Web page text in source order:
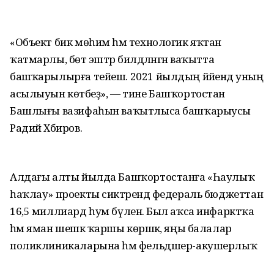
«Объект бик мөһим һәм технологик яҡтан
ҡатмарлы, бөтә эштәр билдәләнгән ваҡытта
башҡарылырға тейеш. 2021 йылдың йәйендә уның
асылыуын көтәбеҙ», — тине Башҡортостан
Башлығы вазифаһын ваҡытлыса башҡарыусы
Радий Хәбиров.
Алдағы алты йылда Башҡортостанға «Һаулыҡ
һаҡлау» проекты сиктәрендә федераль бюджеттан
16,5 миллиард һум бүленә. Был аҡса инфарктҡа
һәм яман шешкә ҡаршы көрәшкә, яңы балалар
поликлиникаларына һәм фельдшер-акушерлыҡ